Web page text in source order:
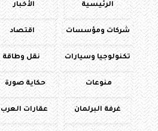
الرئيسية الأخبار
شركات ومؤسسات اقتصاد
تكنولوجيا وسيارات نقل وطاقة
منوعات حكاية صورة
غرفة البرلمان عقارات العرب